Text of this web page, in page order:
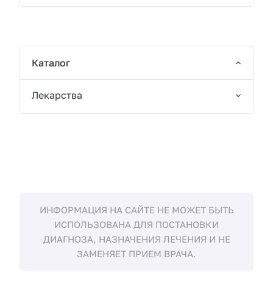
Каталог
Лекарства
ИНФОРМАЦИЯ НА САЙТЕ НЕ МОЖЕТ БЫТЬ
ИСПОЛЬЗОВАНА ДЛЯ ПОСТАНОВКИ
ДИАГНОЗА, НАЗНАЧЕНИЯ ЛЕЧЕНИЯ И НЕ
ЗАМЕНЯЕТ ПРИЕМ ВРАЧА.